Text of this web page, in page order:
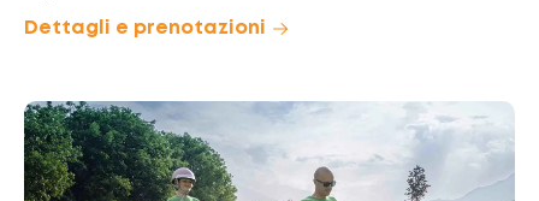
Dettagli e prenotazioni